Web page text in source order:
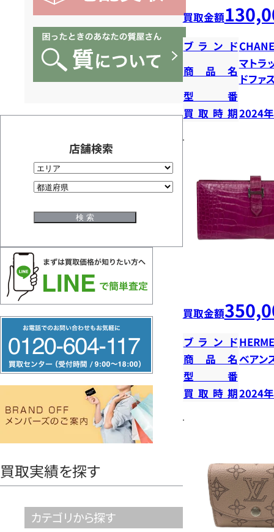
店舗検索
リ
ー
ヤ
買取実績を探す
カテゴリから探す
買取金額
ブランド
商品名
マトラ
ドファ
型番
買取時期2024
買取金額
ブランド
商品名ベアン
型番
買取時期2024